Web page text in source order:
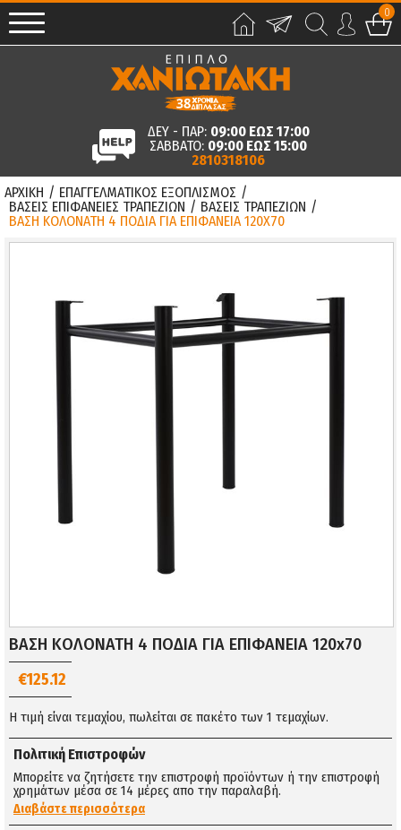
0
ΔΕΥ - ΠΑΡ: 09:00 ΕΩΣ 17:00
ΣΑΒΒΑΤΟ: 09:00 ΕΩΣ 15:00
2810318106
ΑΡΧΙΚΗ / ΕΠΑΓΓΕΛΜΑΤΙΚΟΣ ΕΞΟΠΛΙΣΜΟΣ /
ΒΑΣΕΙΣ ΕΠΙΦΑΝΕΙΕΣ ΤΡΑΠΕΖΙΩΝ / ΒΑΣΕΙΣ ΤΡΑΠΕΖΙΩΝ /
ΒΑΣΗ ΚΟΛΟΝΑΤΗ 4 ΠΟΔΙΑ ΓΙΑ ΕΠΙΦΑΝΕΙΑ 120X70
ΒΑΣΗ ΚΟΛΟΝΑΤΗ 4 ΠΟΔΙΑ ΓΙΑ ΕΠΙΦΑΝΕΙΑ 120x70
€125.12
Η τιμή είναι τεμαχίου, πωλείται σε πακέτο των 1 τεμαχίων.
Πολιτική Επιστροφών
Μπορείτε να ζητήσετε την επιστροφή προϊόντων ή την επιστροφή
χρημάτων μέσα σε 14 μέρες απο την παραλαβή.
Διαβάστε περισσότερα